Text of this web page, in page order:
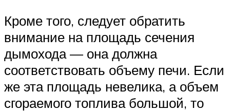
Кроме того, следует обратить
внимание на площадь сечения
дымохода — она должна
соответствовать объему печи. Если
же эта площадь невелика, а объем
сгораемого топлива большой, то